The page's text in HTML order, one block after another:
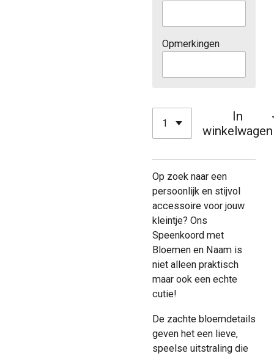
Opmerkingen
In
winkelwagen
Op zoek naar een
persoonlijk en stijvol
accessoire voor jouw
kleintje? Ons
Speenkoord met
Bloemen en Naam is
niet alleen praktisch
maar ook een echte
cutie!
De zachte bloemdetails
geven het een lieve,
speelse uitstraling die